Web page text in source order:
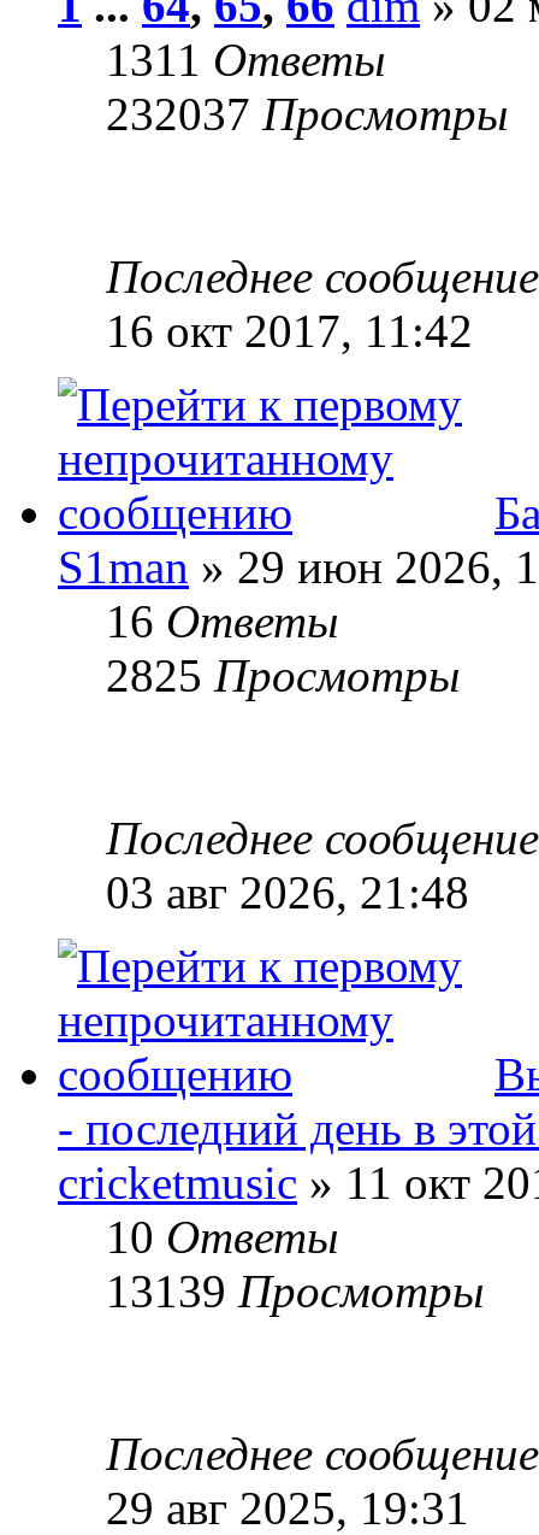
1311 Ответы
232037 Просмотры
Последнее
16 окт 2017, 11:42
S1man » 29 июн 2026,
16 Ответы
2825 Просмотры
Последнее
03 авг 2026, 21:48
- последний день в
cricketmusic » 11 окт
10 Ответы
13139 Просмотры
Последнее
29 авг 2025, 19:31